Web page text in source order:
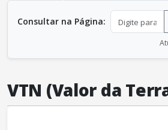
Consultar na Página:
VTN (Valor da